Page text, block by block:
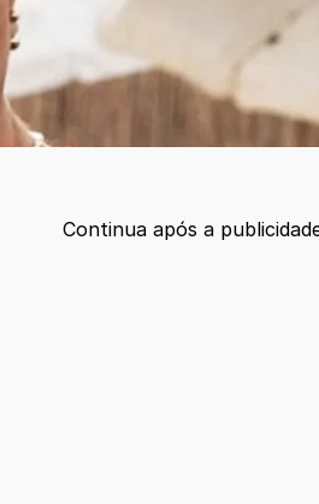
Continua após a